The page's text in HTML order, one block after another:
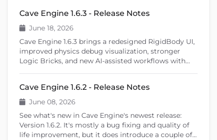
Cave Engine 1.6.3 - Release Notes
June 18, 2026
Cave Engine 1.6.3 brings a redesigned RigidBody UI,
improved physics debug visualization, stronger
Logic Bricks, and new AI-assisted workflows with
learning tools, and previews upcoming features like
shader editing and ragdoll physics.
Cave Engine 1.6.2 - Release Notes
June 08, 2026
See what's new in Cave Engine's newest release:
Version 1.6.2. It's mostly a bug fixing and quality of
life improvement, but it does introduce a couple of